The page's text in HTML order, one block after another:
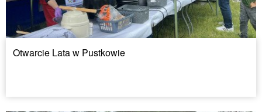
Otwarcie Lata w Pustkowie